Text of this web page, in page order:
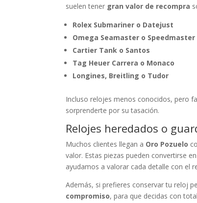
suelen tener gran valor de recompra
Rolex Submariner o Datejust
Omega Seamaster o Speedmaster
Cartier Tank o Santos
Tag Heuer Carrera o Monaco
Longines, Breitling o Tudor
Incluso relojes menos conocidos, pero
sorprenderte por su tasación.
Relojes heredados o
Muchos clientes llegan a Oro Pozuelo
valor. Estas piezas pueden convertirse
ayudamos a valorar cada detalle con el
Además, si prefieres conservar tu reloj
compromiso, para que decidas con